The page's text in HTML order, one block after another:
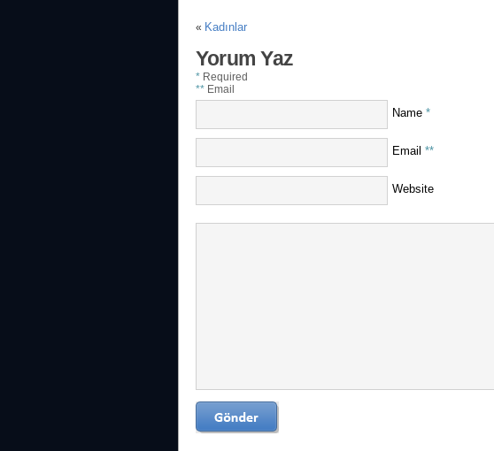
« Kadınlar
Yorum Yaz
* Required
** Email
Name *
Email **
Website